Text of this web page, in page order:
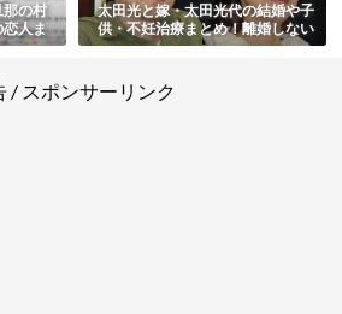
那の村
恋人ま
太田光と嫁・太田光代の結婚や子
供・不妊治療まとめ！離婚しない
理由とは？
/ スポンサーリンク